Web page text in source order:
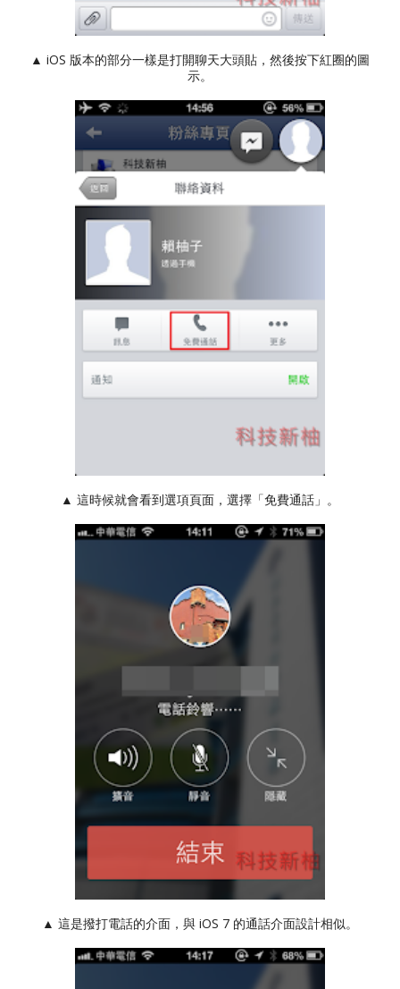
▲ iOS 版本的部分一樣是打開聊天大頭貼，然後按下紅圈的圖
示。
▲ 這時候就會看到選項頁面，選擇「免費通話」。
▲ 這是撥打電話的介面，與 iOS 7 的通話介面設計相似。